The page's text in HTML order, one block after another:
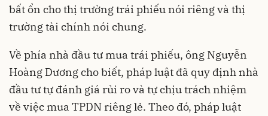
bất ổn cho thị trường trái phiếu nói riêng và thị
trường tài chính nói chung.
Về phía nhà đầu tư mua trái phiếu, ông Nguyễn
Hoàng Dương cho biết, pháp luật đã quy định nhà
đầu tư tự đánh giá rủi ro và tự chịu trách nhiệm
về việc mua TPDN riêng lẻ. Theo đó, pháp luật